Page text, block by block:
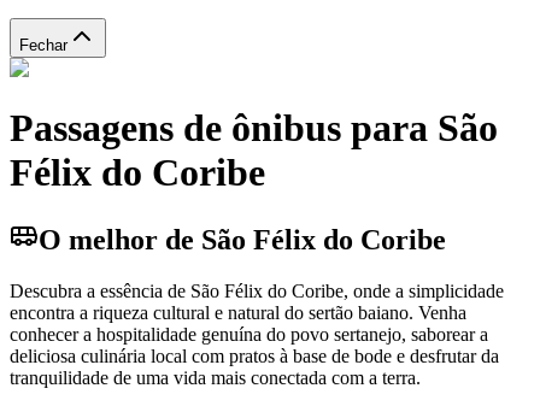
Fechar
Passagens de ônibus para São
Félix do Coribe
O melhor de São Félix do Coribe
Descubra a essência de São Félix do Coribe, onde a simplicidade
encontra a riqueza cultural e natural do sertão baiano. Venha
conhecer a hospitalidade genuína do povo sertanejo, saborear a
deliciosa culinária local com pratos à base de bode e desfrutar da
tranquilidade de uma vida mais conectada com a terra.